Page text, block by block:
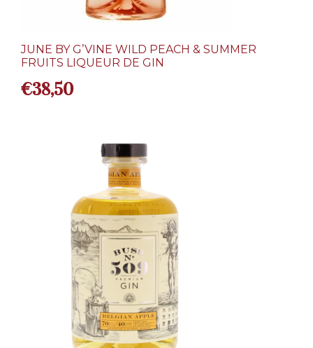
JUNE BY G’VINE WILD PEACH & SUMMER
FRUITS LIQUEUR DE GIN
€38,50